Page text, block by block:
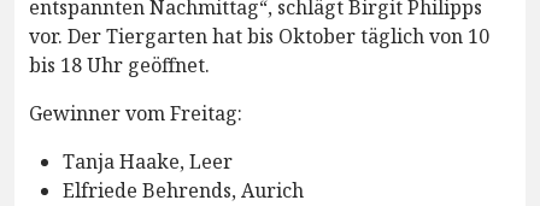
entspannten Nachmittag“, schlägt Birgit Philipps
vor. Der Tiergarten hat bis Oktober täglich von 10
bis 18 Uhr geöffnet.
Gewinner vom Freitag:
Tanja Haake, Leer
Elfriede Behrends, Aurich